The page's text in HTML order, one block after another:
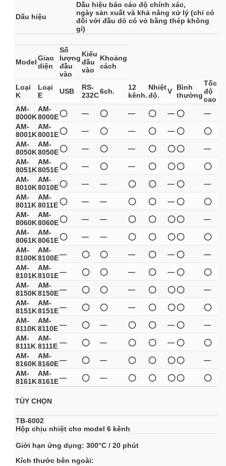
Dấu hiệu
Dấu hiệu báo cáo độ chính xác,
ngày sản xuất và khả năng xử lý (chỉ có
đối với đầu dò có vỏ bằng thép không
gỉ)
ModelGiao
diện
Số
lượng
đầu
vào
Kiểu
đầu
vào
Khoảng
cách
Loại
K
Loại
E
USB
RS-
232C6ch.
12
kênh.
Nhiệt
độ.
V
Bình
thường
Tốc
độ
cao
AM-
8000K
AM-
8000E◯ — ◯ — ◯ — ◯
—
AM-
8001K
AM-
8001E◯ — ◯ — ◯ — ◯
◯
AM-
8050K
AM-
8050E◯ — ◯ — ◯ ◯◯
—
AM-
8051K
AM-
8051E◯ — ◯ — ◯ ◯◯
◯
AM-
8010K
AM-
8010E◯ — — ◯ ◯ — ◯
—
AM-
8011K
AM-
8011E◯ — — ◯ ◯ — ◯
◯
AM-
8060K
AM-
8060E◯ — — ◯ ◯ ◯◯
—
AM-
8061K
AM-
8061E◯ — — ◯ ◯ ◯◯
◯
AM-
8100K
AM-
8100E— ◯ ◯ — ◯ — ◯
—
AM-
8101K
AM-
8101E— ◯ ◯ — ◯ — ◯
◯
AM-
8150K
AM-
8150E— ◯ ◯ — ◯ ◯◯
—
AM-
8151K
AM-
8151E— ◯ ◯ — ◯ ◯◯
◯
AM-
8110K
AM-
8110E— ◯ — ◯ ◯ — ◯
—
AM-
8111K
AM-
8111E — ◯ — ◯ ◯ — ◯
◯
AM-
8160K
AM-
8160E— ◯ — ◯ ◯ ◯◯
—
AM-
8161K
AM-
8161E— ◯ — ◯ ◯ ◯◯ ◯
TÙY CHỌN
TB-6002
Hộp chịu nhiệt cho model 6 kênh
Giới hạn ứng dụng: 300°C / 20 phút
Kích thước bên ngoài: